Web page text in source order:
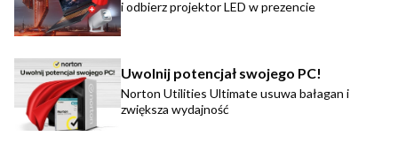
i odbierz projektor LED w prezencie
Uwolnij potencjał swojego PC!
Norton Utilities Ultimate usuwa bałagan i
zwiększa wydajność